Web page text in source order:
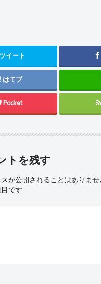
ツイート
はてブ
Pocket
トを残す
が公開されることはありませ
です